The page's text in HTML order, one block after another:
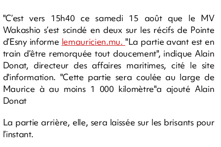
"C’est vers 15h40 ce samedi 15 août que le MV
Wakashio s’est scindé en deux sur les récifs de Pointe
d’Esny informe lemauricien.mu. "La partie avant est en
train d’être remorquée tout doucement", indique Alain
Donat, directeur des affaires maritimes, cité le site
d'information. "Cette partie sera coulée au large de
Maurice à au moins 1 000 kilomètre"a ajouté Alain
Donat
La partie arrière, elle, sera laissée sur les brisants pour
l’instant.